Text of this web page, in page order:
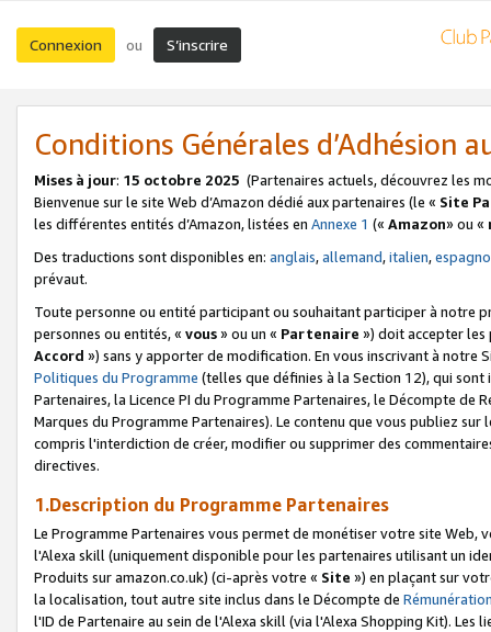
Connexion ou S’inscrire
Conditions Générales d’Adhésion
Mises à jour: 15 octobre 2025 (Partenaires actuels, découvrez les
Bienvenue sur le site Web d’Amazon dédié aux partenaires (le « Site
les différentes entités d’Amazon, listées en Annexe 1 (« Amazon» ou «
Des traductions sont disponibles en: anglais,allemand,italien,
prévaut.
Toute personne ou entité participant ou souhaitant participer à notre
personnes ou entités, « vous» ou un « Partenaire ») doit accepter les
Accord ») sans y apporter de modification. En vous inscrivant à notre
Politiques du Programme (telles que définies à la Section 12), qui
Partenaires, la Licence PI du Programme Partenaires, le Décompte de
Marques du Programme Partenaires). Le contenu que vous publiez
compris l'interdiction de créer, modifier ou supprimer des
directives.
1.Description du Programme Partenaires
Le Programme Partenaires vous permet de monétiser votre site Web,
l'Alexa skill (uniquement disponible pour les partenaires utilisant un
Produits sur amazon.co.uk) (ci-après votre « Site ») en plaçant sur
la localisation, tout autre site inclus dans le Décompte de
l'ID de Partenaire au sein de l'Alexa skill (via l'Alexa Shopping Kit).